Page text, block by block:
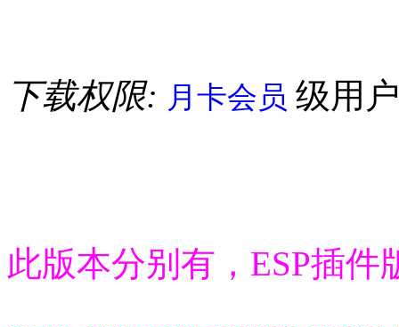
下载权限: 月卡会员 级用
此版本分别有，ESP插